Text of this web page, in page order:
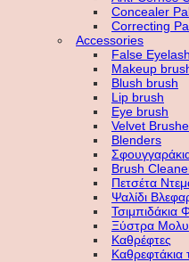
Concealer
Correcting
Accessories
False
Makeup
Blush brush
Lip brush
Eye brush
Velvet
Blenders
Brush
Πετσέτα
Ψαλίδι
Τσιμπιδάκια
Ξύστρα
Καθρέφτες
Καθρεφτάκια